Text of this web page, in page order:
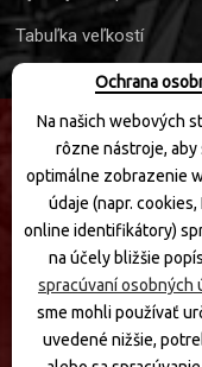
Ochrana
Na našich webových
rôzne nástroje, aby
optimálne zobrazenie
údaje (napr. cookies,
online identifikátory)
na účely bližšie
spracúvaní osobných
sme mohli používať
uvedené nižšie,
Tabuľka veľkostí
SLEDUJTE NÁS
PRIHLÁSIŤ SA K